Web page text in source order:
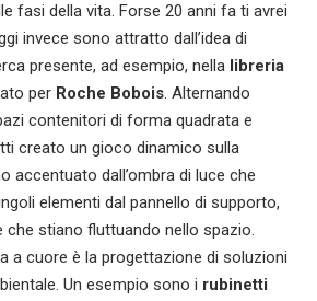
fasi della vita. Forse 20 anni fa ti avrei
invece sono attratto dall’idea di
presente, ad esempio, nella libreria
per Roche Bobois. Alternando
contenitori di forma quadrata e
creato un gioco dinamico sulla
accentuato dall’ombra di luce che
elementi dal pannello di supporto,
che stiano fluttuando nello spazio.
a cuore è la progettazione di soluzioni
Un esempio sono i rubinetti